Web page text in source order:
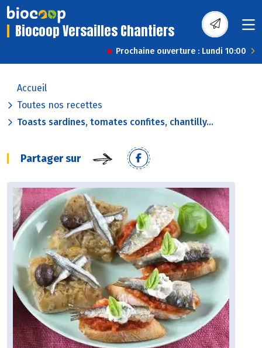
Biocoop Versailles Chantiers
Prochaine ouverture : Lundi 10:00
Accueil
Toutes nos recettes
Toasts sardines, tomates confites, chantilly...
Partager sur